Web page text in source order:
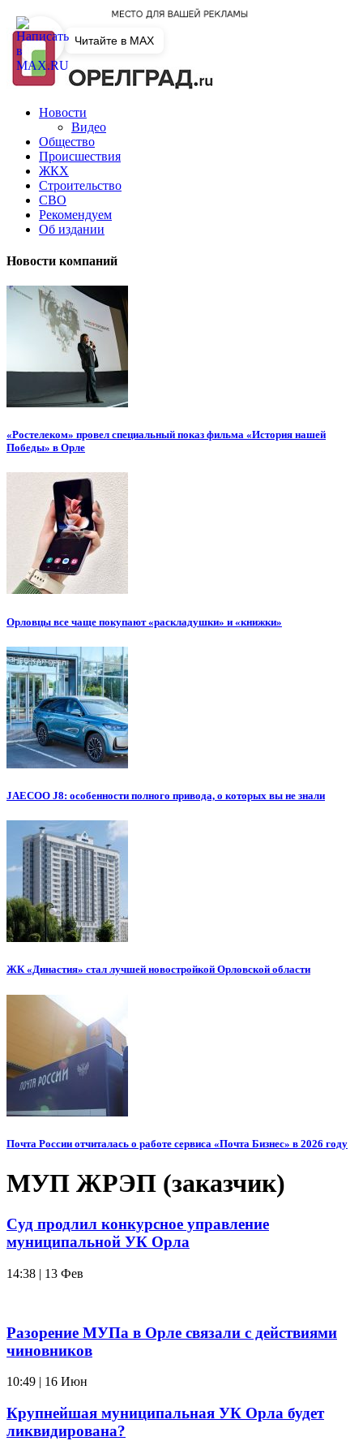
Новости
Видео
Общество
Происшествия
ЖКХ
Строительство
СВО
Рекомендуем
Об издании
Новости компаний
«Ростелеком» провел специальный показ фильма «История нашей
Победы» в Орле
Орловцы все чаще покупают «раскладушки» и «книжки»
JAECOO J8: особенности полного привода, о которых вы не знали
ЖК «Династия» стал лучшей новостройкой Орловской области
Почта России отчиталась о работе сервиса «Почта Бизнес» в 2026 году
МУП ЖРЭП (заказчик)
Суд продлил конкурсное управление
муниципальной УК Орла
14:38 | 13 Фев
Разорение МУПа в Орле связали с действиями
чиновников
10:49 | 16 Июн
Крупнейшая муниципальная УК Орла будет
ликвидирована?
Читайте в MAX